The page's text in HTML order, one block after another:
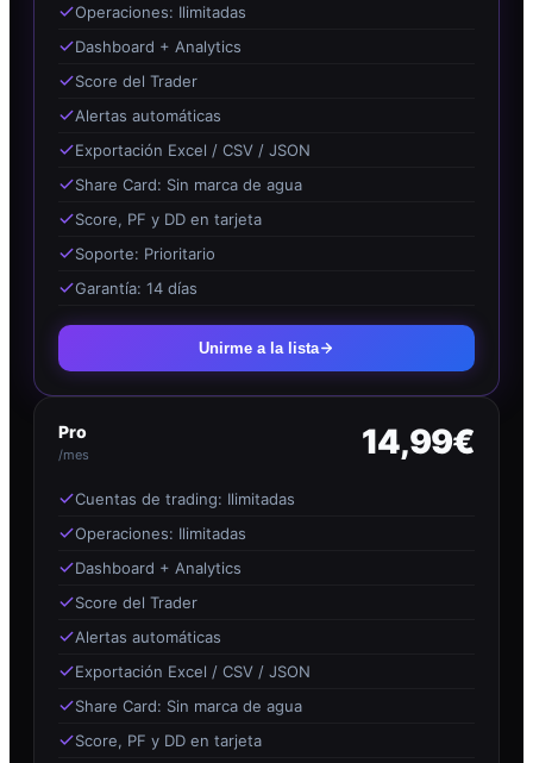
Operaciones: Ilimitadas
Dashboard + Analytics
Score del Trader
Alertas automáticas
Exportación Excel / CSV / JSON
Share Card: Sin marca de agua
Score, PF y DD en tarjeta
Soporte: Prioritario
Garantía: 14 días
Unirme a la lista
Pro
/mes 14,99€
Cuentas de trading: Ilimitadas
Operaciones: Ilimitadas
Dashboard + Analytics
Score del Trader
Alertas automáticas
Exportación Excel / CSV / JSON
Share Card: Sin marca de agua
Score, PF y DD en tarjeta